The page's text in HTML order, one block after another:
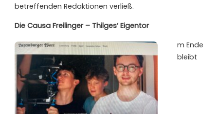
betreffenden Redaktionen verließ.
Die Causa Freilinger – Thilges’ Eigentor
m Ende
bleibt